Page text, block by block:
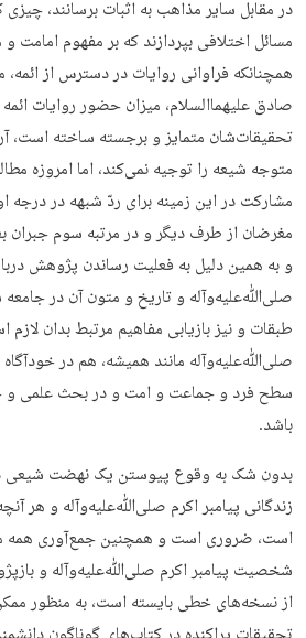
در مقابل سایر مذاهب به اثبات برسانند، چیزی
مسائل اختلافی بپردازند که بر مفهوم امامت
همچنانکه فراوانی روایات در دسترس از
صادق علیهماالسلام، میزان حضور روایات
تحقیقات‌شان متمایز و برجسته ساخته است،
متوجه شیعه را توجیه نمی‌کند، اما امروزه
مشارکت در این زمینه برای ردّ شبهه در درجه
مغرضان از طرف دیگر و در مرتبه سوم جبران
و به همین دلیل به فعلیت رساندن پژوهش
صلی‌ﷲ‌علیه‌وآله و تاریخ و متون آن در
طبقات و نیز بازیابی مفاهیم مرتبط بدان
صلی‌ﷲ‌علیه‌وآله مانند همیشه، هم در خودآگاه
سطح فرد و جماعت و امت و در بحث علمی و
باشد.
بدون شک به وقوع پیوستن یک نهضت
زندگانی پیامبر اکرم صلی‌ﷲ‌علیه‌وآله و هر
است، ضروری است و همچنین جمع‌آوری همه
شخصیت پیامبر اکرم صلی‌ﷲ‌علیه‌وآله و
از نسخه‌های خطی بایسته است، به منظور